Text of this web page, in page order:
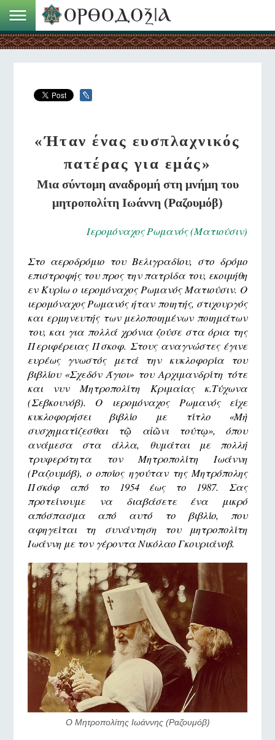
«Ήταν ένας ευσπλαχνικός
πατέρας για εμάς»
Μια σύντομη αναδρομή στη μνήμη του
μητροπολίτη Ιωάννη (Ραζουμόβ)
Ιερομόναχος Ρωμανός (Ματιούσιν)
Στο αεροδρόμιο του Βελιγραδίου, στο δρόμο
επιστροφής του προς την πατρίδα του, εκοιμήθη
εν Κυρίω ο ιερομόναχος Ρωμανός Ματιούσιν. Ο
ιερομόναχος Ρωμανός ήταν ποιητής, στιχουργός
και ερμηνευτής των μελοποιημένων ποιημάτων
του, και για πολλά χρόνια ζούσε στα όρια της
Περιφέρειας Πσκοφ. Στους αναγνώστες έγινε
ευρέως γνωστός μετά την κυκλοφορία του
βιβλίου «Σχεδόν Άγιοι» του Αρχιμανδρίτη τότε
και νυν Μητροπολίτη Κριμαίας κ.Τύχωνα
(Σεβκουνόβ). Ο ιερομόναχος Ρωμανός είχε
κυκλοφορήσει βιβλίο με τίτλο «Μὴ
συσχηματίζεσθαι τῷ αἰῶνι τούτῳ», όπου
ανάμεσα στα άλλα, θυμάται με πολλή
τρυφερότητα τον Μητροπολίτη Ιωάννη
(Ραζουμόβ), ο οποίος ηγούταν της Μητρόπολης
Πσκόφ από το 1954 έως το 1987. Σας
προτείνουμε να διαβάσετε ένα μικρό
απόσπασμα από αυτό το βιβλίο, που
αφηγείται τη συνάντηση του μητροπολίτη
Ιωάννη με τον γέροντα Νικόλαο Γκουριάνοβ.
Ο Μητροπολίτης Ιωάννης (Ραζουμόβ)